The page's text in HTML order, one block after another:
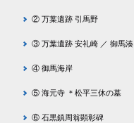
② 万葉遺跡 引馬野
③ 万葉遺跡 安礼崎 ／ 御馬湊
④ 御馬海岸
⑤ 海元寺 ＊松平三休の墓
⑥ 石黒鎮周翁顕彰碑